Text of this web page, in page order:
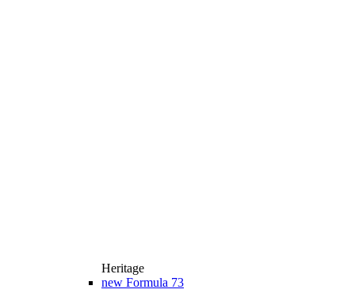
Heritage
new Formula 73